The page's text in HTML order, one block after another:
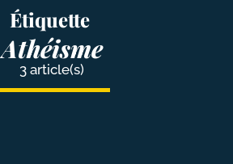
Étiquette
Athéisme
3 article(s)